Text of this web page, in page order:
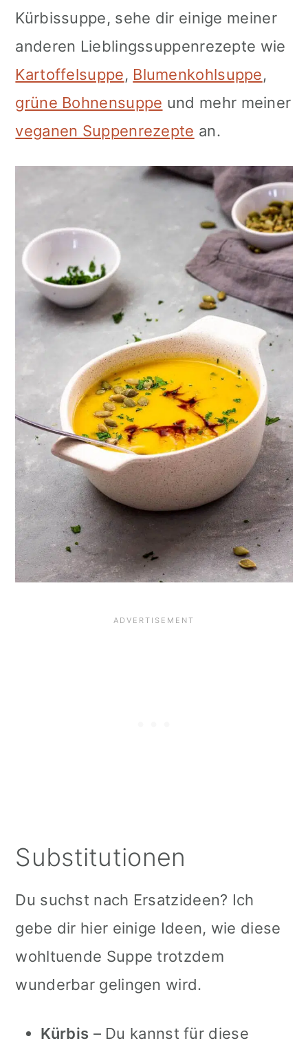
Kürbissuppe, sehe dir einige meiner
anderen Lieblingssuppenrezepte wie
Kartoffelsuppe, Blumenkohlsuppe,
grüne Bohnensuppe und mehr meiner
veganen Suppenrezepte an.
Substitutionen
Du suchst nach Ersatzideen? Ich
gebe dir hier einige Ideen, wie diese
wohltuende Suppe trotzdem
wunderbar gelingen wird.
Kürbis – Du kannst für diese